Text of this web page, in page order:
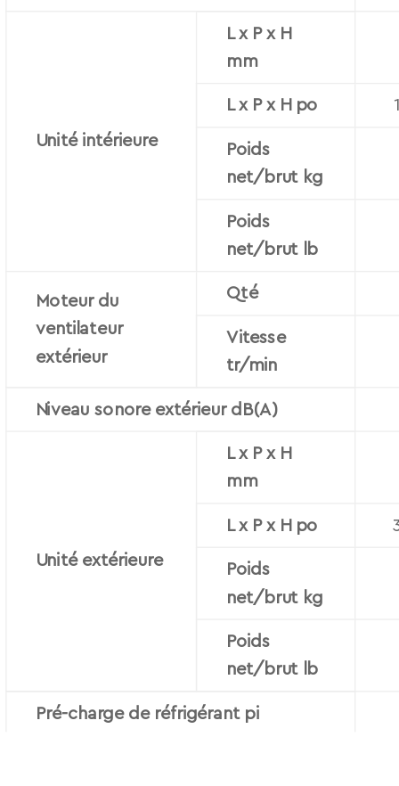
Unité intérieure
L x P x H
mm
L x P x H po
Poids
net/brut kg
Poids
net/brut lb
Moteur du
ventilateur
extérieur
Qté
Vitesse
tr/min
Niveau sonore extérieur dB(A)
Unité extérieure
L x P x H
mm
L x P x H po
Poids
net/brut kg
Poids
net/brut lb
Pré-charge de réfrigérant pi